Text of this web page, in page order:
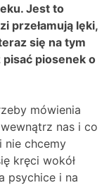
Jest to
przełamują lęki,
się na tym
piosenek o
mówienia
nas i co
nie chcemy
kręci wokół
psychice i na